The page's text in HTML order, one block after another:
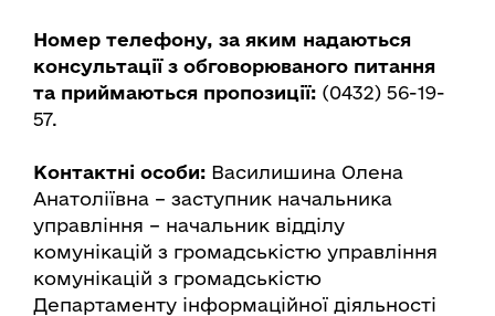
Номер телефону, за яким надаються
консультації з обговорюваного питання
та приймаються пропозиції: (0432) 56-19-
57.
Контактні особи: Василишина Олена
Анатоліївна – заступник начальника
управління – начальник відділу
комунікацій з громадськістю управління
комунікацій з громадськістю
Департаменту інформаційної діяльності